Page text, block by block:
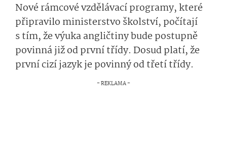
Nové rámcové vzdělávací programy, které
připravilo ministerstvo školství, počítají
s tím, že výuka angličtiny bude postupně
povinná již od první třídy. Dosud platí, že
první cizí jazyk je povinný od třetí třídy.